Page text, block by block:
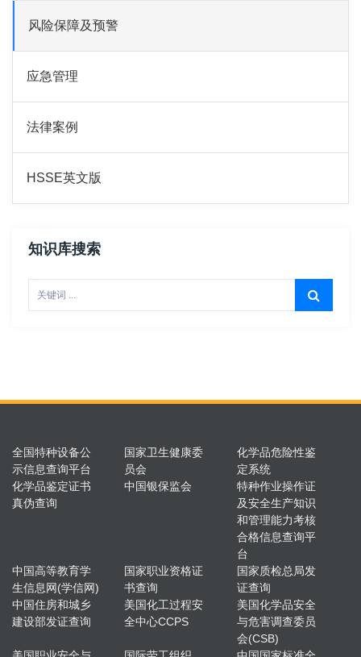
风险保障及预警
应急管理
法律案例
HSSE英文版
知识库搜索
全国特种设备公
示信息查询平台
国家卫生健康委
员会
化学品危险性鉴
定系统
化学品鉴定证书
真伪查询
中国银保监会
特种作业操作证
及安全生产知识
和管理能力考核
合格信息查询平
台
中国高等教育学
生信息网(学信网)
国家职业资格证
书查询
国家质检总局发
证查询
中国住房和城乡
建设部发证查询
美国化工过程安
全中心CCPS
美国化学品安全
与危害调查委员
会(CSB)